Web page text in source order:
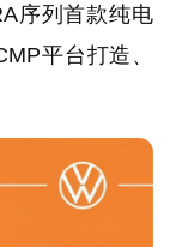
序列首款纯电
平台打造、